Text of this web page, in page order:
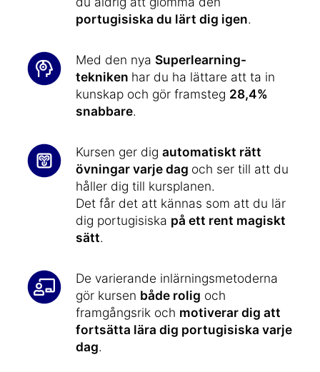
portugisiska du lärt dig igen.
Med den nya Superlearning-
tekniken har du ha lättare att ta in
kunskap och gör framsteg 28,4%
snabbare.
Kursen ger dig automatiskt rätt
övningar varje dag och ser till att du
håller dig till kursplanen.
Det får det att kännas som att du lär
dig portugisiska på ett rent magiskt
sätt.
De varierande inlärningsmetoderna
gör kursen både rolig och
framgångsrik och motiverar dig att
fortsätta lära dig portugisiska varje
dag.